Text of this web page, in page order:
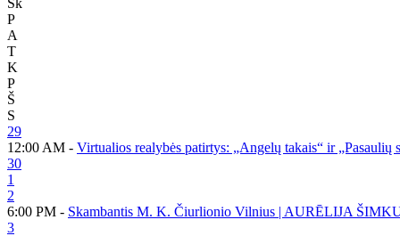
Sk
P
A
T
K
P
Š
S
29
12:00 AM - Virtualios realybės patirtys: „Angelų takais“ ir „Pasaulių
30
1
2
6:00 PM - Skambantis M. K. Čiurlionio Vilnius | AURĒLIJA
3